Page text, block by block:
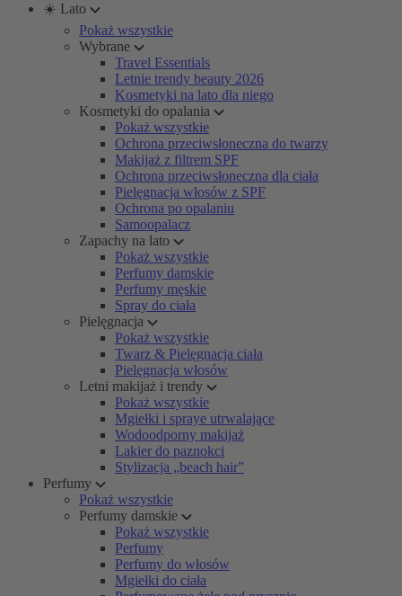
☀️ Lato
Pokaż wszystkie
Wybrane
Travel Essentials
Letnie trendy beauty 2026
Kosmetyki na lato dla niego
Kosmetyki do opalania
Pokaż wszystkie
Ochrona przeciwsłoneczna do twarzy
Makijaż z filtrem SPF
Ochrona przeciwsłoneczna dla ciała
Pielęgnacja włosów z SPF
Ochrona po opalaniu
Samoopalacz
Zapachy na lato
Pokaż wszystkie
Perfumy damskie
Perfumy męskie
Spray do ciała
Pielęgnacja
Pokaż wszystkie
Twarz & Pielęgnacja ciała
Pielęgnacja włosów
Letni makijaż i trendy
Pokaż wszystkie
Mgiełki i spraye utrwalające
Wodoodporny makijaż
Lakier do paznokci
Stylizacja „beach hair”
Perfumy
Pokaż wszystkie
Perfumy damskie
Pokaż wszystkie
Perfumy
Perfumy do włosów
Mgiełki do ciała